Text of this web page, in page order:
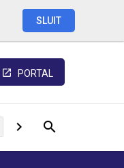
SLUIT
PORTAL